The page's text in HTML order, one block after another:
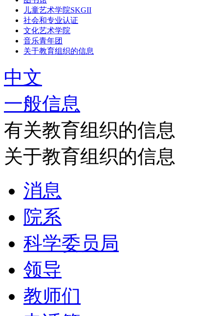
儿童艺术学院SKGII
社会和专业认证
文化艺术学院
音乐青年团
关于教育组织的信息
中文
一般信息
有关教育组织的信息
关于教育组织的信息
消息
院系
科学委员局
领导
教师们